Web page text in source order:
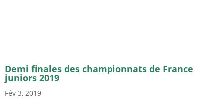
Demi finales des championnats de France
juniors 2019
Fév 3, 2019